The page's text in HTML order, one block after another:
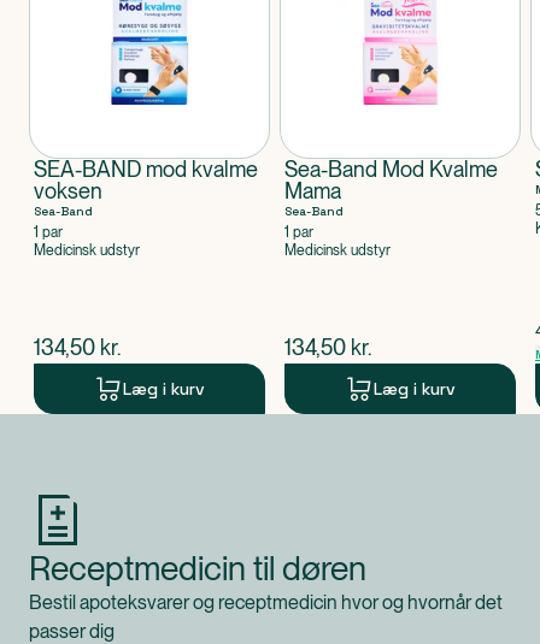
SEA-BAND mod kvalme
voksen
Sea-Band
1 par
Medicinsk udstyr
$nuværende pris
134,50 kr.
Læg i kurv
Sea-Band Mod Kvalme
Mama
Sea-Band
1 par
Medicinsk udstyr
$nuværende pris
134,50 kr.
Læg i kurv
Receptmedicin til døren
Bestil apoteksvarer og receptmedicin hvor og hvornår det
passer dig